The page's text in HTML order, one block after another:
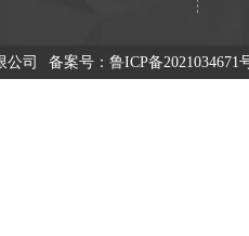
公司 备案号： 鲁ICP备2021034671